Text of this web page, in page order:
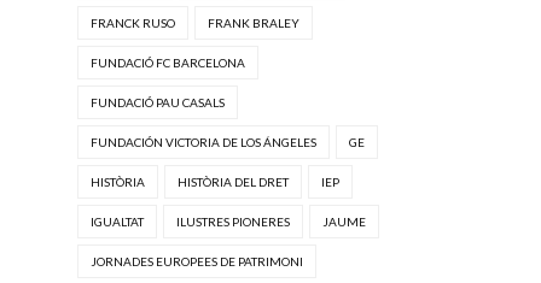
FRANCK RUSO FRANK BRALEY
FUNDACIÓ FC BARCELONA
FUNDACIÓ PAU CASALS
FUNDACIÓN VICTORIA DE LOS ÁNGELES GE
HISTÒRIA HISTÒRIA DEL DRET IEP
IGUALTAT ILUSTRES PIONERES JAUME
JORNADES EUROPEES DE PATRIMONI